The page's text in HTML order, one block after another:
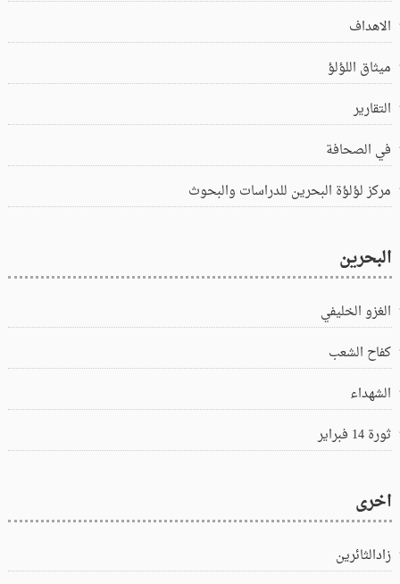
الاهداف
ميثاق اللؤلؤ
التقارير
في الصحافة
مركز لؤلؤة البحرين للدراسات والبحوث
البحرين
الغزو الخليفي
كفاح الشعب
الشهداء
ثورة 14 فبراير
اخرى
زادالثائرين